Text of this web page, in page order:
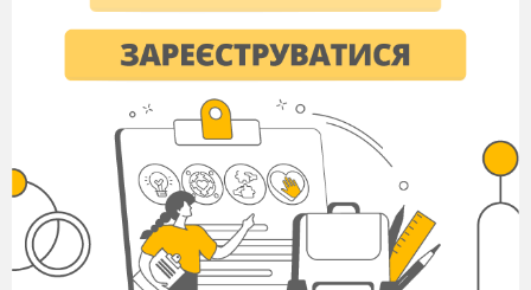
Гіпербола— різновид тропа, що полягає в
надмірному перебільшенні характерних
властивостей чи ознак певного предмета,
явища або дії.
Предметами гіперболізаціїу Шевченка є:
явища природи: “Кругом
хвилі, як ті